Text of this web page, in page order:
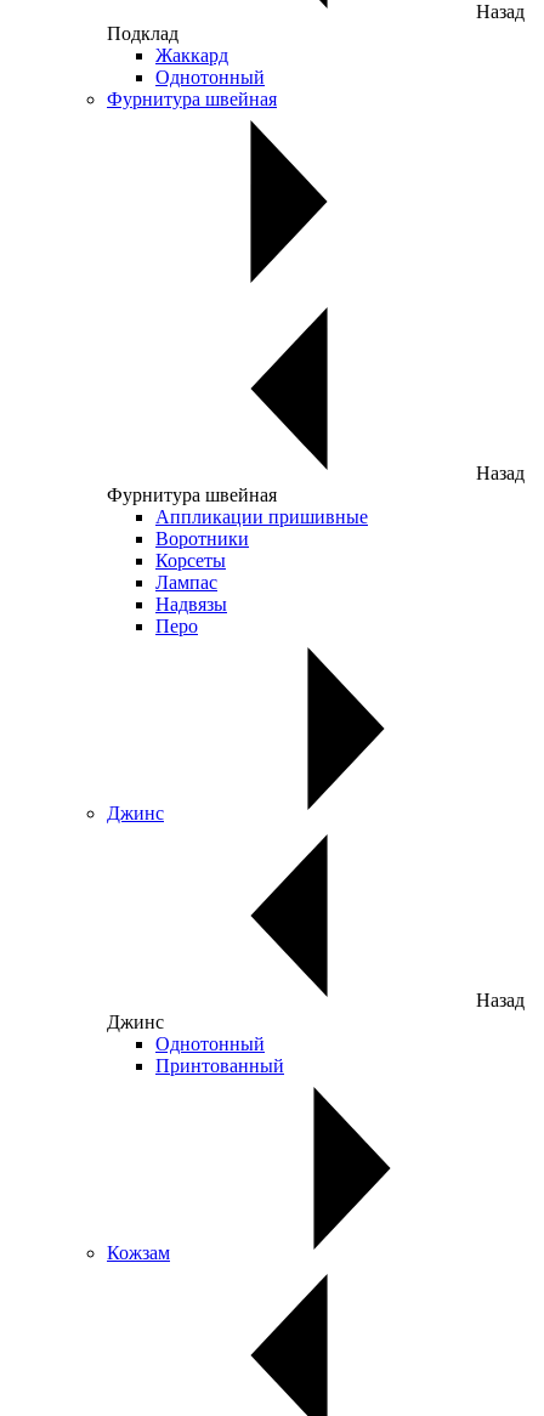
Назад
Подклад
Жаккард
Однотонный
Фурнитура швейная
Назад
Фурнитура швейная
Аппликации пришивные
Воротники
Корсеты
Лампас
Надвязы
Перо
Джинс
Назад
Джинс
Однотонный
Принтованный
Кожзам